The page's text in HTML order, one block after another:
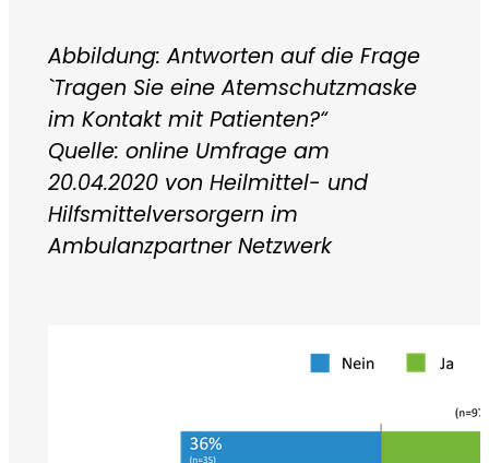
Abbildung: Antworten auf die Frage
`Tragen Sie eine Atemschutzmaske
im Kontakt mit Patienten?“
Quelle: online Umfrage am
20.04.2020 von Heilmittel- und
Hilfsmittelversorgern im
Ambulanzpartner Netzwerk